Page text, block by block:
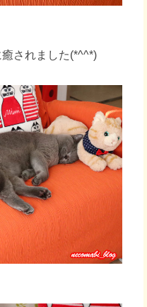
されました(*^^*)